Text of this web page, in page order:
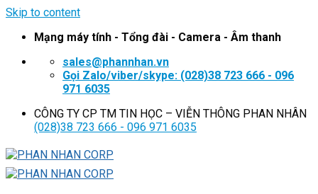
Skip to content
Mạng máy tính - Tổng đài - Camera - Âm thanh
sales@phannhan.vn
Gọi Zalo/viber/skype: (028)38 723 666 - 096
971 6035
CÔNG TY CP TM TIN HỌC – VIỄN THÔNG PHAN NHÂN
(028)38 723 666 - 096 971 6035